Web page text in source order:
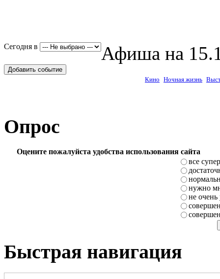
Сегодня в Афиша на
Добавить событие
Кино Ночная жизнь
Опрос
Оцените пожалуйста удобства использования сайта
все супер
нужно
не очень
Быстрая навигация